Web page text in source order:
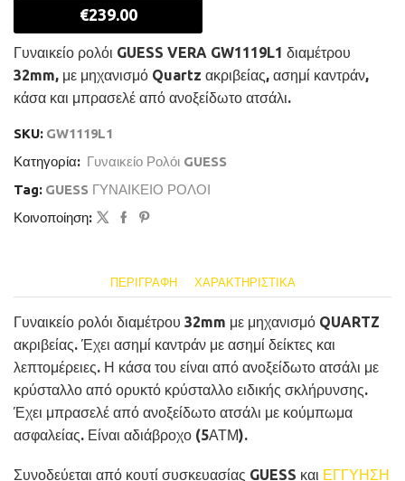
€239.00
Γυναικείο ρολόι GUESS VERA GW1119L1 διαμέτρου
32mm, με μηχανισμό Quartz ακριβείας, ασημί καντράν,
κάσα και μπρασελέ από ανοξείδωτο ατσάλι.
SKU: GW1119L1
Κατηγορία: Γυναικείο Ρολόι GUESS
Tag: GUESS ΓΥΝΑΙΚΕΙΟ ΡΟΛΟΙ
Κοινοποίηση:
ΠΕΡΙΓΡΑΦΉ ΧΑΡΑΚΤΗΡΙΣΤΙΚΆ
Γυναικείο ρολόι διαμέτρου 32mm με μηχανισμό QUARTZ
ακριβείας. Έχει ασημί καντράν με ασημί δείκτες και
λεπτομέρειες. Η κάσα του είναι από ανοξείδωτο ατσάλι με
κρύσταλλο από ορυκτό κρύσταλλο ειδικής σκλήρυνσης.
Έχει μπρασελέ από ανοξείδωτο ατσάλι με κούμπωμα
ασφαλείας. Είναι αδιάβροχο (5ΑΤΜ).
Συνοδεύεται από κουτί συσκευασίας GUESS και ΕΓΓΥΗΣΗ